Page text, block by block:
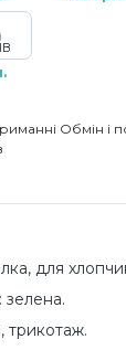
Обмін і
для
зелена.
трикотаж.